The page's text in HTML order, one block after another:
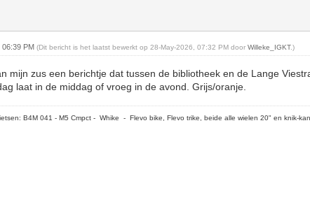
06:39 PM(Dit bericht is het laatst bewerkt op 28-May-2026, 07:32 PM doorWilleke_IGKT.)
mijn zus een berichtje dat tussen de bibliotheek en de Lange
laat in de middag of vroeg in de avond. Grijs/oranje.
B4M 041 - M5 Cmpct - Whike - Flevo bike, Flevo trike, beide alle wielen 20" en knik-